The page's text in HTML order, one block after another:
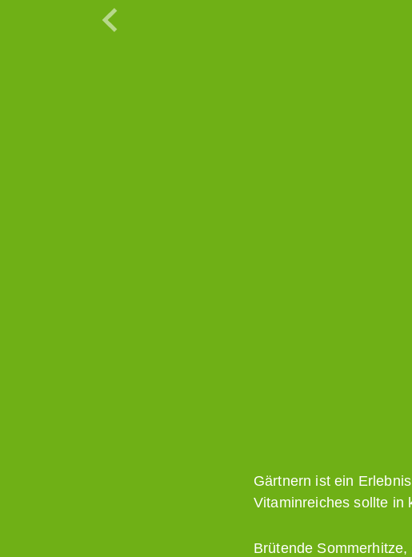
Gärtnern ist ein
Vitaminreiches sollte in
Brütende